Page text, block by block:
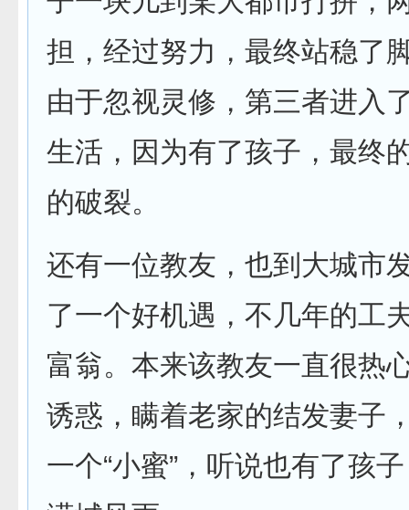
担，经过努力，最终站稳了
由于忽视灵修，第三者进入
生活，因为有了孩子，最终
的破裂。
还有一位教友，也到大城市
了一个好机遇，不几年的工
富翁。本来该教友一直很热
诱惑，瞒着老家的结发妻子
一个“小蜜”，听说也有了孩